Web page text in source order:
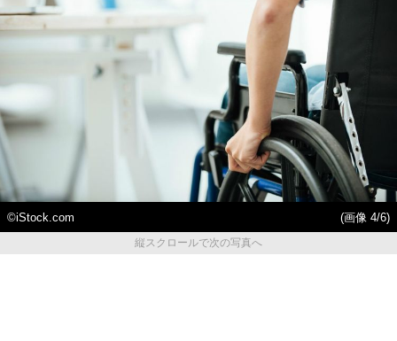
©iStock.com
(画像 4/6)
縦スクロールで次の写真へ